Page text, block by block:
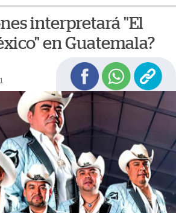
interpretará "El
en Guatemala?